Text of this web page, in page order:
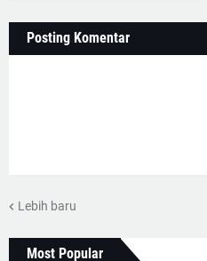
Posting Komentar
Lebih baru
Most Popular